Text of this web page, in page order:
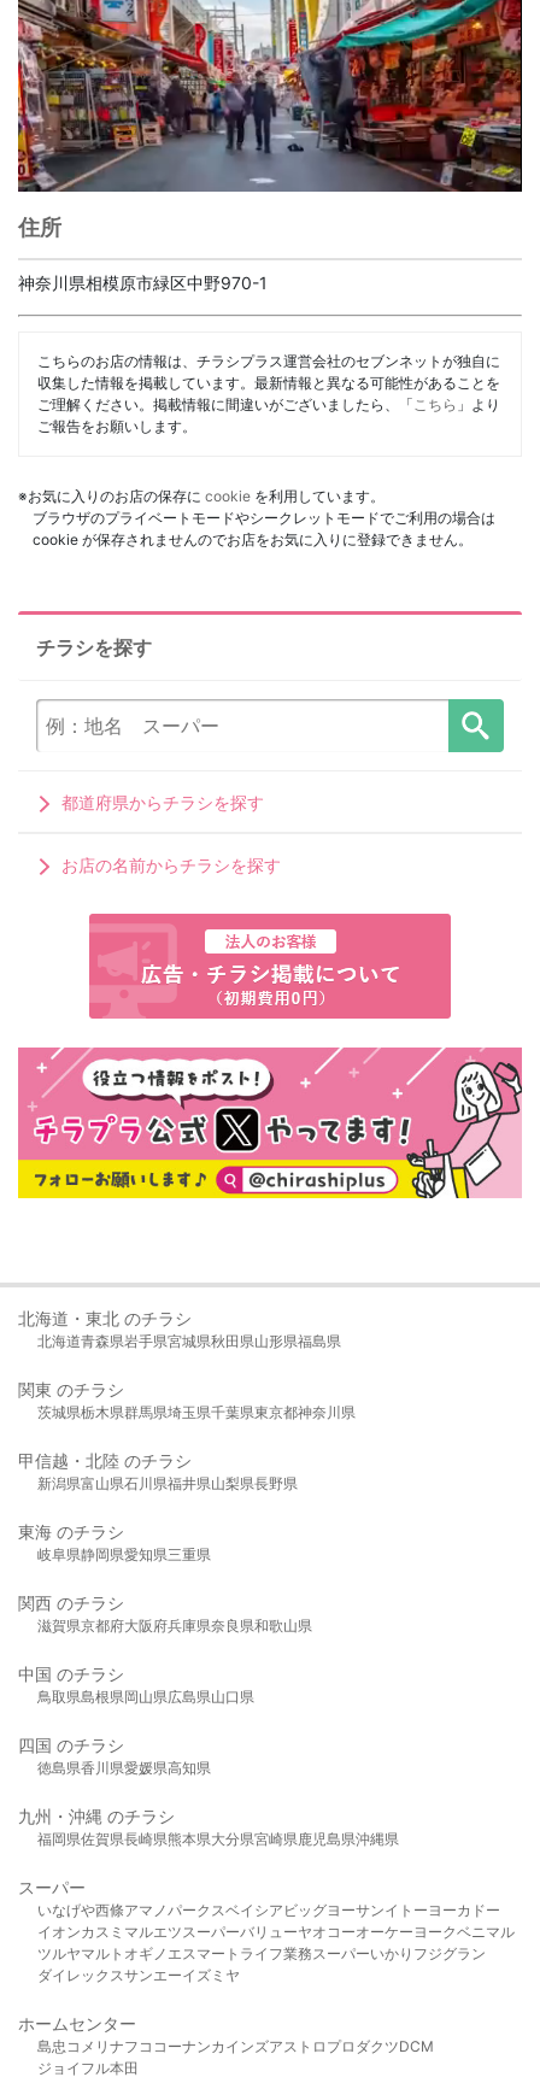
住所
神奈川県相模原市緑区中野970-1
こちらのお店の情報は、チラシプラス運営会社のセブンネットが独自に
収集した情報を掲載しています。最新情報と異なる可能性があることを
ご理解ください。掲載情報に間違いがございましたら、「 こちら 」より
ご報告をお願いします。
※お気に入りのお店の保存に cookie を利用しています。
ブラウザのプライベートモードやシークレットモードでご利用の場合は
cookie が保存されませんのでお店をお気に入りに登録できません。
チラシを探す
都道府県からチラシを探す
お店の名前からチラシを探す
北海道・東北 のチラシ
北海道青森県岩手県宮城県秋田県山形県福島県
関東 のチラシ
茨城県栃木県群馬県埼玉県千葉県東京都神奈川県
甲信越・北陸 のチラシ
新潟県富山県石川県福井県山梨県長野県
東海 のチラシ
岐阜県静岡県愛知県三重県
関西 のチラシ
滋賀県京都府大阪府兵庫県奈良県和歌山県
中国 のチラシ
鳥取県島根県岡山県広島県山口県
四国 のチラシ
徳島県香川県愛媛県高知県
九州・沖縄 のチラシ
福岡県佐賀県長崎県熊本県大分県宮崎県鹿児島県沖縄県
スーパー
いなげや西條アマノパークスベイシア ビッグヨーサンイトーヨーカドー
イオンカスミ マルエツスーパーバリューヤオコーオーケー ヨークベニマル
ツルヤマルト オギノ エスマート ライフ業務スーパーいかり フジグラン
ダイレックスサンエーイズミヤ
ホームセンター
島忠 コメリ ナフコ コーナンカインズアストロプロダクツDCM
ジョイフル本田